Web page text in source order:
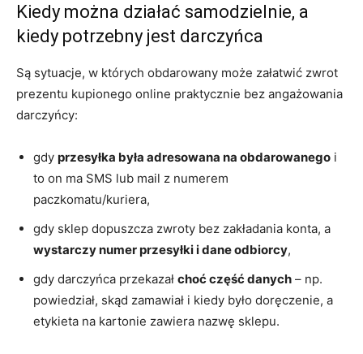
Kiedy można działać samodzielnie, a
kiedy potrzebny jest darczyńca
Są sytuacje, w których obdarowany może załatwić zwrot
prezentu kupionego online praktycznie bez angażowania
darczyńcy:
gdy przesyłka była adresowana na obdarowanego i
to on ma SMS lub mail z numerem
paczkomatu/kuriera,
gdy sklep dopuszcza zwroty bez zakładania konta, a
wystarczy numer przesyłki i dane odbiorcy,
gdy darczyńca przekazał choć część danych – np.
powiedział, skąd zamawiał i kiedy było doręczenie, a
etykieta na kartonie zawiera nazwę sklepu.